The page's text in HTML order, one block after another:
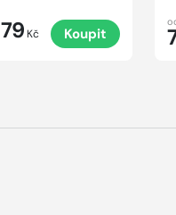
79 Kč Koupit